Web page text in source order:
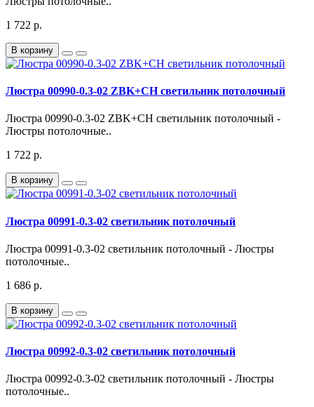
1 722 р.
В корзину
Люстра 00990-0.3-02 ZBK+CH светильник потолочный
Люстра 00990-0.3-02 ZBK+CH светильник потолочный -
Люстры потолочные..
1 722 р.
В корзину
Люстра 00991-0.3-02 светильник потолочный
Люстра 00991-0.3-02 светильник потолочный - Люстры
потолочные..
1 686 р.
В корзину
Люстра 00992-0.3-02 светильник потолочный
Люстра 00992-0.3-02 светильник потолочный - Люстры
потолочные..